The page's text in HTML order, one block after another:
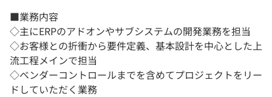
■業務内容
◇主にERPのアドオンやサブシステムの開発業務を担当
◇お客様との折衝から要件定義、基本設計を中心とした上
流工程メインで担当
◇ベンダーコントロールまでを含めてプロジェクトをリー
ドしていただく業務